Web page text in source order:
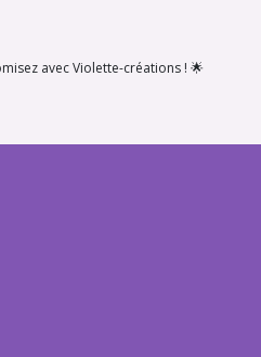
avec Violette-créations ! 🌟